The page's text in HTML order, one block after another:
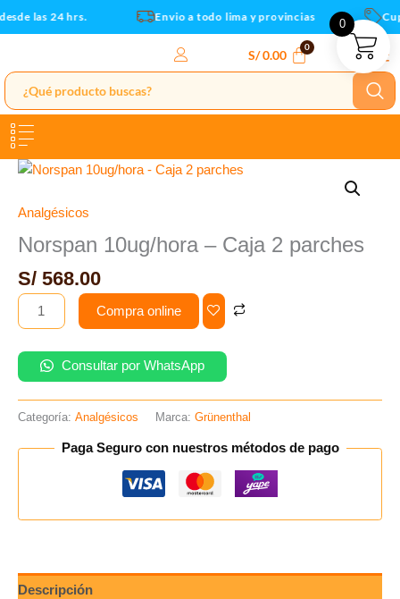
Ir
al
las 24 hrs. Envio a todo lima y provincias
S/0.00
Analgésicos
Norspan 10ug/hora – Caja 2 parches
S/ 568.00
Norspan
-
2
parches
cantidad
Compra online
Consultar por WhatsApp
Categoría: Analgésicos Marca: Grünenthal
Paga Seguro con nuestros métodos de pago
Descripción
0
cantidad